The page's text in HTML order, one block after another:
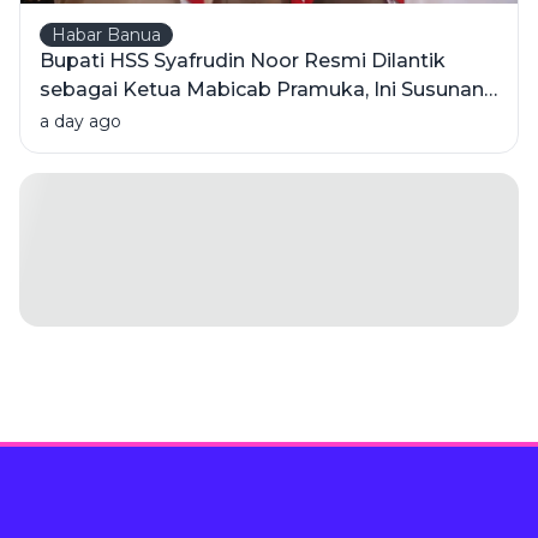
Habar Banua
Bupati HSS Syafrudin Noor Resmi Dilantik
sebagai Ketua Mabicab Pramuka, Ini Susunan
Pengurus 2025-2030
a day ago